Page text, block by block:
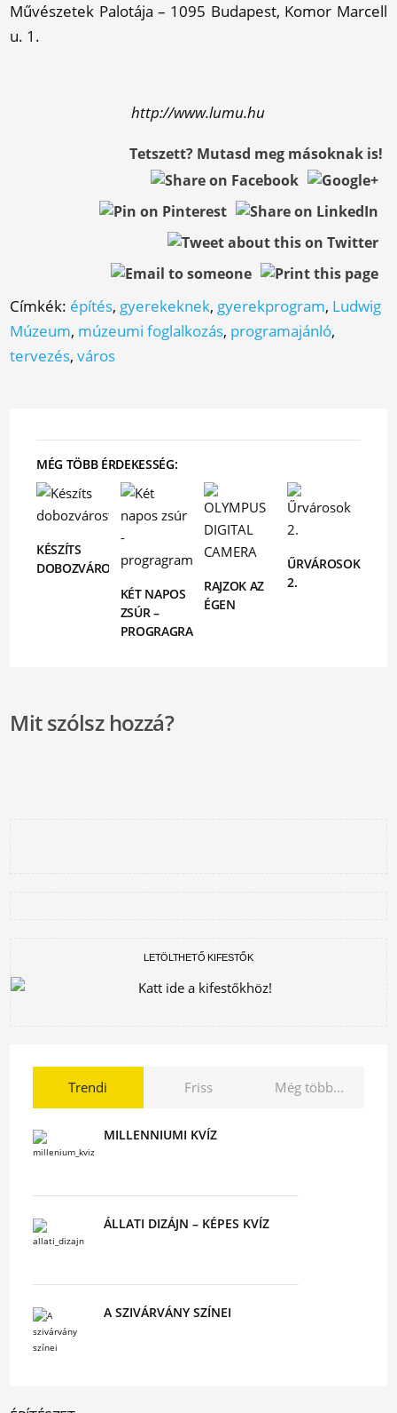
Művészetek Palotája – 1095 Budapest, Komor Marcell
u. 1.
http://www.lumu.hu
Tetszett? Mutasd meg másoknak is!
Címkék: építés, gyerekeknek, gyerekprogram, Ludwig
Múzeum, múzeumi foglalkozás, programajánló,
tervezés,város
MÉG TÖBB ÉRDEKESSÉG:
KÉSZÍTS
DOBOZVÁROST!
KÉT NAPOS
ZSÚR –
PROGRAGRAMAJÁNLÓ
RAJZOK AZ
ÉGEN
ŰRVÁROSOK
2.
Mit szólsz hozzá?
LETÖLTHETŐ KIFESTŐK
Trendi Friss Még több...
MILLENNIUMI KVÍZ
ÁLLATI DIZÁJN – KÉPES KVÍZ
A SZIVÁRVÁNY SZÍNEI